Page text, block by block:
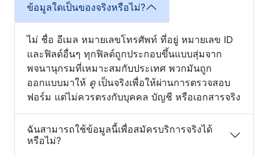
ข้อมูลใดเป็นของจริงหรือไม่?
ไม่ ชื่อ อีเมล หมายเลขโทรศัพท์ ที่อยู่ หมายเลข ID
และฟิลด์อื่นๆ ทุกฟิลด์ถูกประกอบขึ้นแบบสุ่มจาก
พจนานุกรมที่เหมาะสมกับประเทศ พวกมันถูก
ออกแบบมาให้ ดูเป็นจริงเพื่อให้ผ่านการตรวจสอบ
ฟอร์ม แต่ไม่ควรตรงกับบุคคล บัญชี หรือเอกสารจริง
ฉันสามารถใช้ข้อมูลนี้เพื่อสมัครบริการจริงได้
หรือไม่?